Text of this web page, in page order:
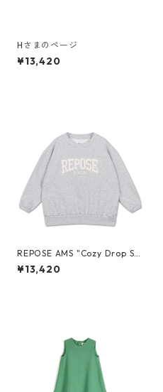
Hさまのページ
¥13,420
REPOSE AMS "Cozy Drop Sw
eater" 4Y-16Y
¥13,420